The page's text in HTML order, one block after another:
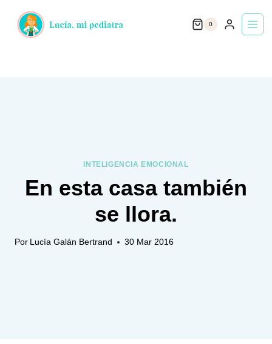
0
INTELIGENCIA EMOCIONAL
En esta casa también
se llora.
Por Lucía Galán Bertrand 30 Mar 2016